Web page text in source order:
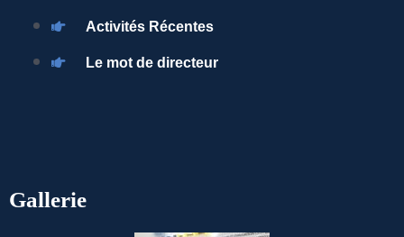
Activités Récentes
Le mot de directeur
Gallerie